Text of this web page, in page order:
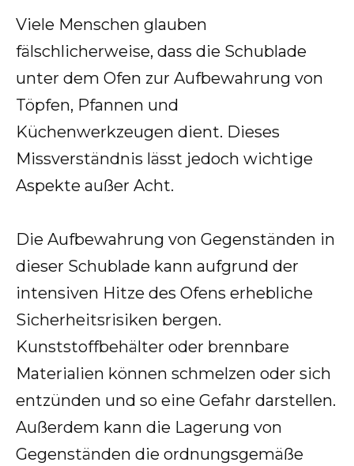
Viele Menschen glauben
fälschlicherweise, dass die Schublade
unter dem Ofen zur Aufbewahrung von
Töpfen, Pfannen und
Küchenwerkzeugen dient. Dieses
Missverständnis lässt jedoch wichtige
Aspekte außer Acht.
Die Aufbewahrung von Gegenständen in
dieser Schublade kann aufgrund der
intensiven Hitze des Ofens erhebliche
Sicherheitsrisiken bergen.
Kunststoffbehälter oder brennbare
Materialien können schmelzen oder sich
entzünden und so eine Gefahr darstellen.
Außerdem kann die Lagerung von
Gegenständen die ordnungsgemäße